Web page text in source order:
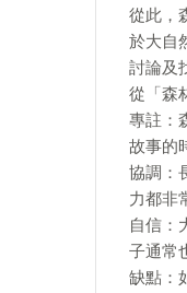
從此，
於大自
討論及
從「森
專註：
故事的
協調：
力都非
自信：
子通常
缺點：